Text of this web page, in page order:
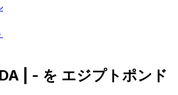
| - を エジプトポンド